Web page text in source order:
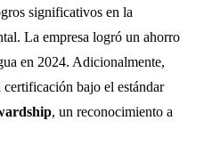
significativos en la
La empresa logró un ahorro
en 2024. Adicionalmente,
bajo el estándar
, un reconocimiento a